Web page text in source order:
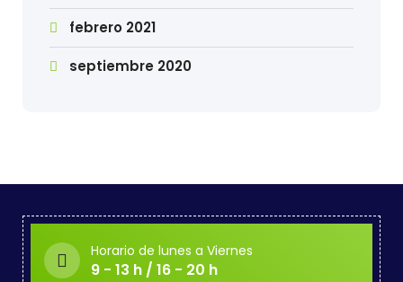
febrero 2021
septiembre 2020
Horario de lunes a Viernes
9 - 13 h / 16 - 20 h